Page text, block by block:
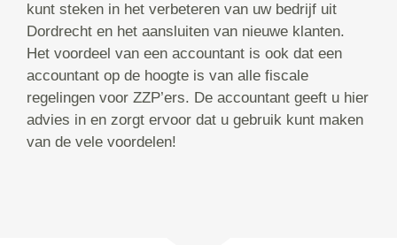
kunt steken in het verbeteren van uw bedrijf uit
Dordrecht en het aansluiten van nieuwe klanten.
Het voordeel van een accountant is ook dat een
accountant op de hoogte is van alle fiscale
regelingen voor ZZP’ers. De accountant geeft u hier
advies in en zorgt ervoor dat u gebruik kunt maken
van de vele voordelen!